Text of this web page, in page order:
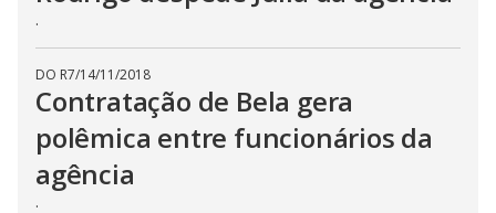
.
DO R7/14/11/2018
Contratação de Bela gera
polêmica entre funcionários da
agência
.